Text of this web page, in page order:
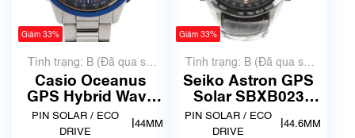
Giảm 33%
Tình trạng: B (Đã qua sử
dụng, hàng đẹp, có chút
xước dăm)
Casio Oceanus
GPS Hybrid Wave
Ceptor Titanium
OCW-G1000-1A
PIN SOLAR / ECO
DRIVE
44MM
Giảm 33%
Tình trạng: B (Đã qua sử
dụng, hàng đẹp, có chút
xước dăm)
Seiko Astron GPS
Solar SBXB023
(8X82-0AB0)
PIN SOLAR / ECO
DRIVE
44.6MM